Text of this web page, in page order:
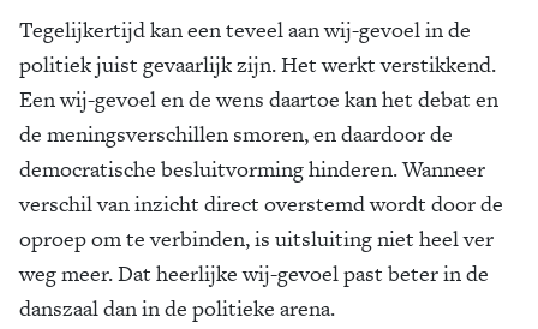
Tegelijkertijd kan een teveel aan wij-gevoel in de
politiek juist gevaarlijk zijn. Het werkt verstikkend.
Een wij-gevoel en de wens daartoe kan het debat en
de meningsverschillen smoren, en daardoor de
democratische besluitvorming hinderen. Wanneer
verschil van inzicht direct overstemd wordt door de
oproep om te verbinden, is uitsluiting niet heel ver
weg meer. Dat heerlijke wij-gevoel past beter in de
danszaal dan in de politieke arena.